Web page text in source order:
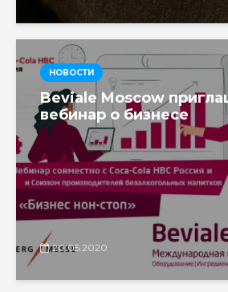
НОВОСТИ
Beviale Moscow
вебинар о бизнесе
20.05.2020